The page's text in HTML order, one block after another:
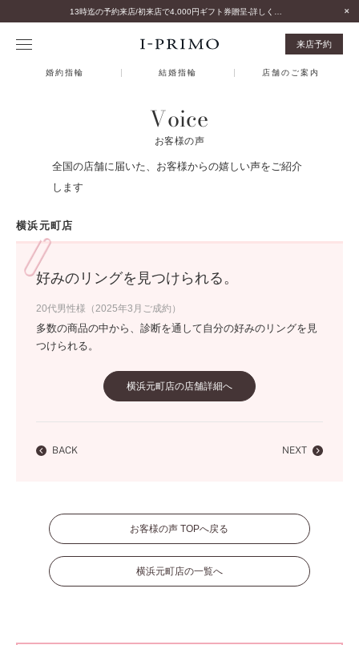
来店予約
婚約指輪 結婚指輪 店舗のご案内
Voice
お客様の声
全国の店舗に届いた、お客様からの嬉しい声をご紹介
します
横浜元町店
好みのリングを見つけられる。
20代男性様（2025年3月ご成約）
多数の商品の中から、診断を通して自分の好みのリングを見
つけられる。
横浜元町店の店舗詳細へ
BACK NEXT
お客様の声 TOPへ戻る
横浜元町店の一覧へ